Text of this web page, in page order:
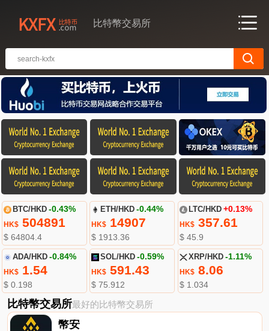
比特幣交易所
BTC/HKD -0.43%
HK$504891
$ 64804.4
ETH/HKD -0.44%
HK$ 14907
$ 1913.36
LTC/HKD +0.13%
HK$357.61
$ 45.9
ADA/HKD -0.84%
HK$1.54
$ 0.198
SOL/HKD -0.59%
HK$ 591.43
$ 75.912
XRP/HKD -1.11%
HK$8.06
$ 1.034
比特幣交易所最好的比特幣交易所
幣安